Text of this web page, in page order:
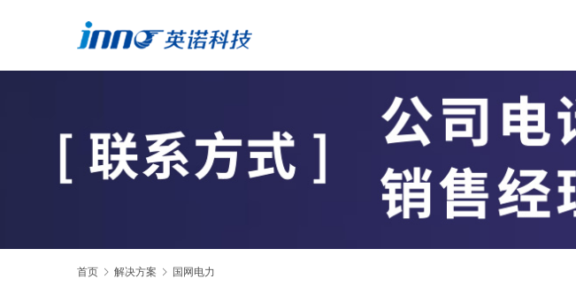
首页 解决方案 国网电力